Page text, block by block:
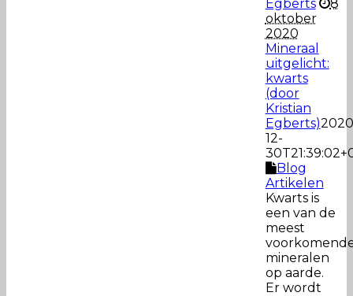
Egberts
8
oktober
2020
Mineraal
uitgelicht:
kwarts
(door
Kristian
Egberts)
12-
Blog
Artikelen
Kwarts is
een van de
meest
mineralen
op aarde.
Er wordt